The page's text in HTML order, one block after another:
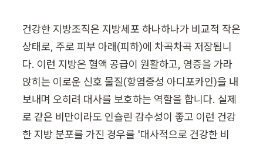
건강한 지방조직은 지방세포 하나하나가 비교적 작은
상태로, 주로 피부 아래(피하)에 차곡차곡 저장됩니
다. 이런 지방은 혈액 공급이 원활하고, 염증을 가라
앉히는 이로운 신호 물질(항염증성 아디포카인)을 내
보내며 오히려 대사를 보호하는 역할을 합니다. 실제
로 같은 비만이라도 인슐린 감수성이 좋고 이런 건강
한 지방 분포를 가진 경우를 '대사적으로 건강한 비